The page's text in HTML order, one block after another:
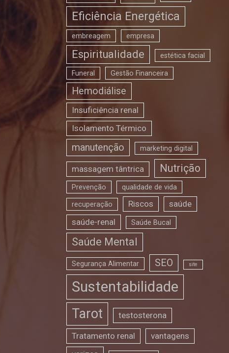
Eficiência Energética
embreagem empresa
Espiritualidade estética facial
Funeral Gestão Financeira
Hemodiálise
Insuficiência renal
Isolamento Térmico
manutenção marketing digital
massagem tântrica Nutrição
Prevenção qualidade de vida
recuperação Riscos
saúde
saúde-renal
Saúde Bucal
Saúde Mental
Segurança Alimentar SEO site
Sustentabilidade
Tarot testosterona
Tratamento renal
vantagens